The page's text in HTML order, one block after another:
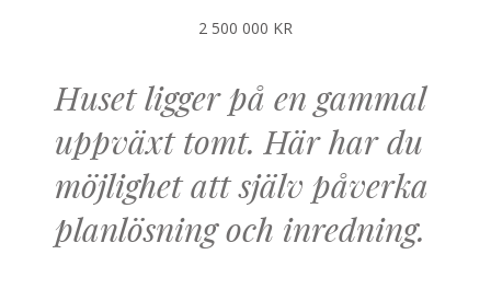
2 500 000 KR
Huset ligger på en gammal
uppväxt tomt. Här har du
möjlighet att själv påverka
planlösning och inredning.